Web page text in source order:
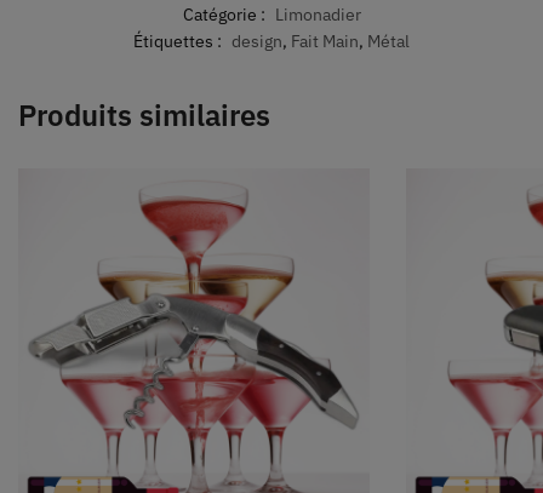
Catégorie : Limonadier
Étiquettes : design, Fait Main, Métal
Produits similaires